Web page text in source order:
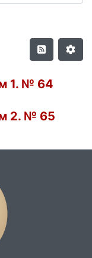
1. № 64
2. № 65